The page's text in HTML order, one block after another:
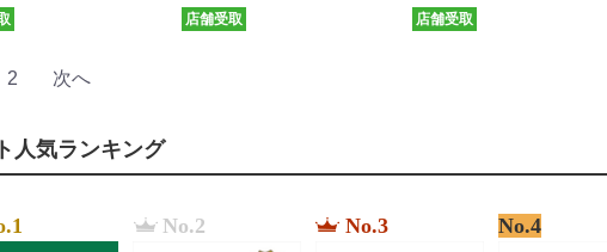
店舗受取
有】
店舗受取
2 次へ
人気ランキング
No.2 No.3 No.4